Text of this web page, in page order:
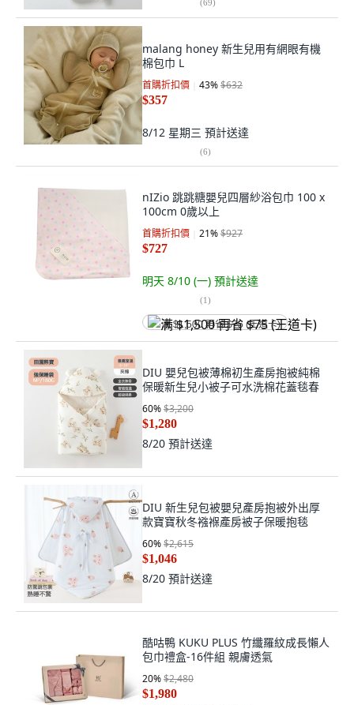
(69)
malang honey 新生兒用有網眼有機
棉包巾 L
首購折扣價 43%$632
$357
8/12 星期三 預計送達
(6)
nIZio 跳跳糖嬰兒四層紗浴包巾 100 x
100cm 0歲以上
首購折扣價 21%$927
$727
明天 8/10 (一) 預計送達
(1)
满 $1,500 再省 $75 (王道卡)
DIU 嬰兒包被薄棉初生產房抱被純棉
保暖新生兒小被子可水洗棉花蓋毯春
60%$3,200
$1,280
8/20 預計送達
DIU 新生兒包被嬰兒產房抱被外出厚
款寶寶秋冬襁褓產房被子保暖抱毯
60%$2,615
$1,046
8/20 預計送達
酷咕鴨 KUKU PLUS 竹纖羅紋成長懶人
包巾禮盒-16件組 親膚透氣
20%$2,480
$1,980